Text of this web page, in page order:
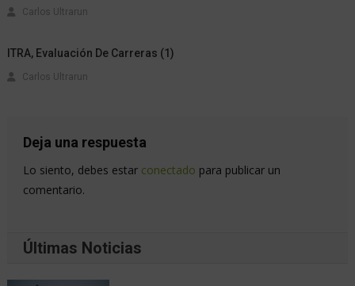
Carlos Ultrarun
ITRA, Evaluación De Carreras (1)
Carlos Ultrarun
Deja una respuesta
Lo siento, debes estar conectado para publicar un
comentario.
Últimas Noticias